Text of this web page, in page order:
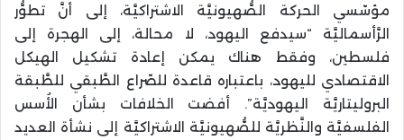
مؤسّسي الحركة الصُّهيونيَّة الاشتراكيَّة، إلى أنَّ تطوُّر
الرَّأسماليَّة “سيدفع اليهود، لا محالة، إلى الهجرة إلى
فلسطين، وفقط هناك يمكن إعادة تشكيل الهيكل
الاقتصادي لليهود، باعتباره قاعدة للصّراع الطَّبقي للطَّبقة
البروليتاريَّة اليهوديَّة”. أفضت الخلافات بشأن الأُسس
الفلسفيَّة والنَّظريَّة للصُّهيونيَّة الاشتراكيَّة إلى نشأة العديد